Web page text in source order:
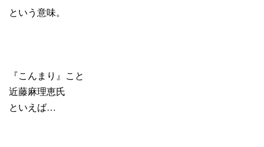
という意味。
『こんまり』こと
近藤麻理恵氏
といえば…